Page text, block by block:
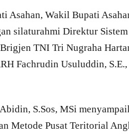
Asahan, Wakil Bupati
silaturahmi Direktur Sistem
TNI Tri Nugraha
Fachrudin Usuluddin,
S.Sos, MSi
Metode Pusat Teritorial